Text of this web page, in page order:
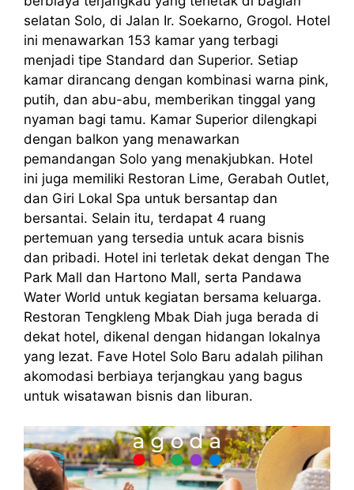
selatan Solo, di Jalan Ir. Soekarno, Grogol. Hotel
ini menawarkan 153 kamar yang terbagi
menjadi tipe Standard dan Superior. Setiap
kamar dirancang dengan kombinasi warna pink,
putih, dan abu-abu, memberikan tinggal yang
nyaman bagi tamu. Kamar Superior dilengkapi
dengan balkon yang menawarkan
pemandangan Solo yang menakjubkan. Hotel
ini juga memiliki Restoran Lime, Gerabah Outlet,
dan Giri Lokal Spa untuk bersantap dan
bersantai. Selain itu, terdapat 4 ruang
pertemuan yang tersedia untuk acara bisnis
dan pribadi. Hotel ini terletak dekat dengan The
Park Mall dan Hartono Mall, serta Pandawa
Water World untuk kegiatan bersama keluarga.
Restoran Tengkleng Mbak Diah juga berada di
dekat hotel, dikenal dengan hidangan lokalnya
yang lezat. Fave Hotel Solo Baru adalah pilihan
akomodasi berbiaya terjangkau yang bagus
untuk wisatawan bisnis dan liburan.